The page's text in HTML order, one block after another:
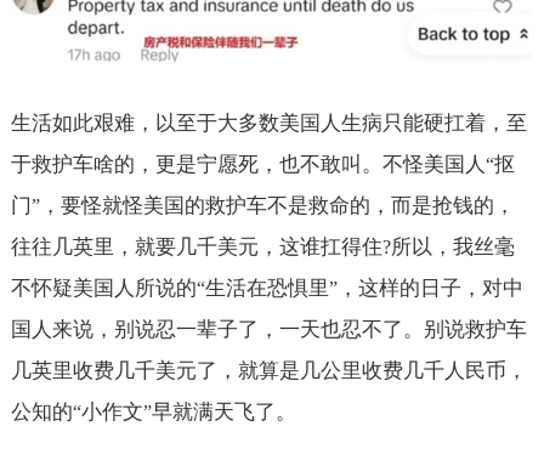
生活如此艰难，以至于大多数美国人生病只能硬扛着，至
于救护车啥的，更是宁愿死，也不敢叫。不怪美国人“抠
门”，要怪就怪美国的救护车不是救命的，而是抢钱的，
往往几英里，就要几千美元，这谁扛得住?所以，我丝毫
不怀疑美国人所说的“生活在恐惧里”，这样的日子，对中
国人来说，别说忍一辈子了，一天也忍不了。别说救护车
几英里收费几千美元了，就算是几公里收费几千人民币，
公知的“小作文”早就满天飞了。